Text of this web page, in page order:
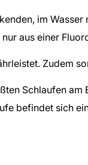
im
aus einer
Zudem
Schlaufen
befindet sich